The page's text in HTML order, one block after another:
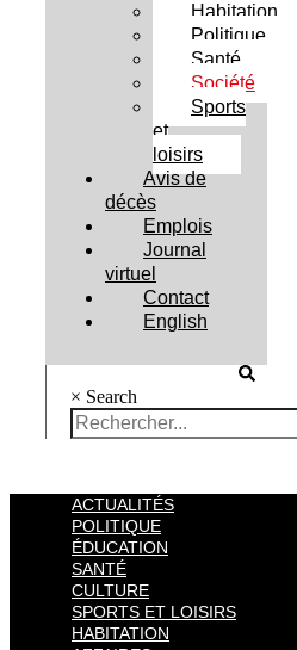
Habitation
Politique
Santé
Société
Sports
et
loisirs
Avis de
décès
Emplois
Journal
virtuel
Contact
English
× Search
ACTUALITÉS
POLITIQUE
ÉDUCATION
SANTÉ
CULTURE
SPORTS ET LOISIRS
HABITATION